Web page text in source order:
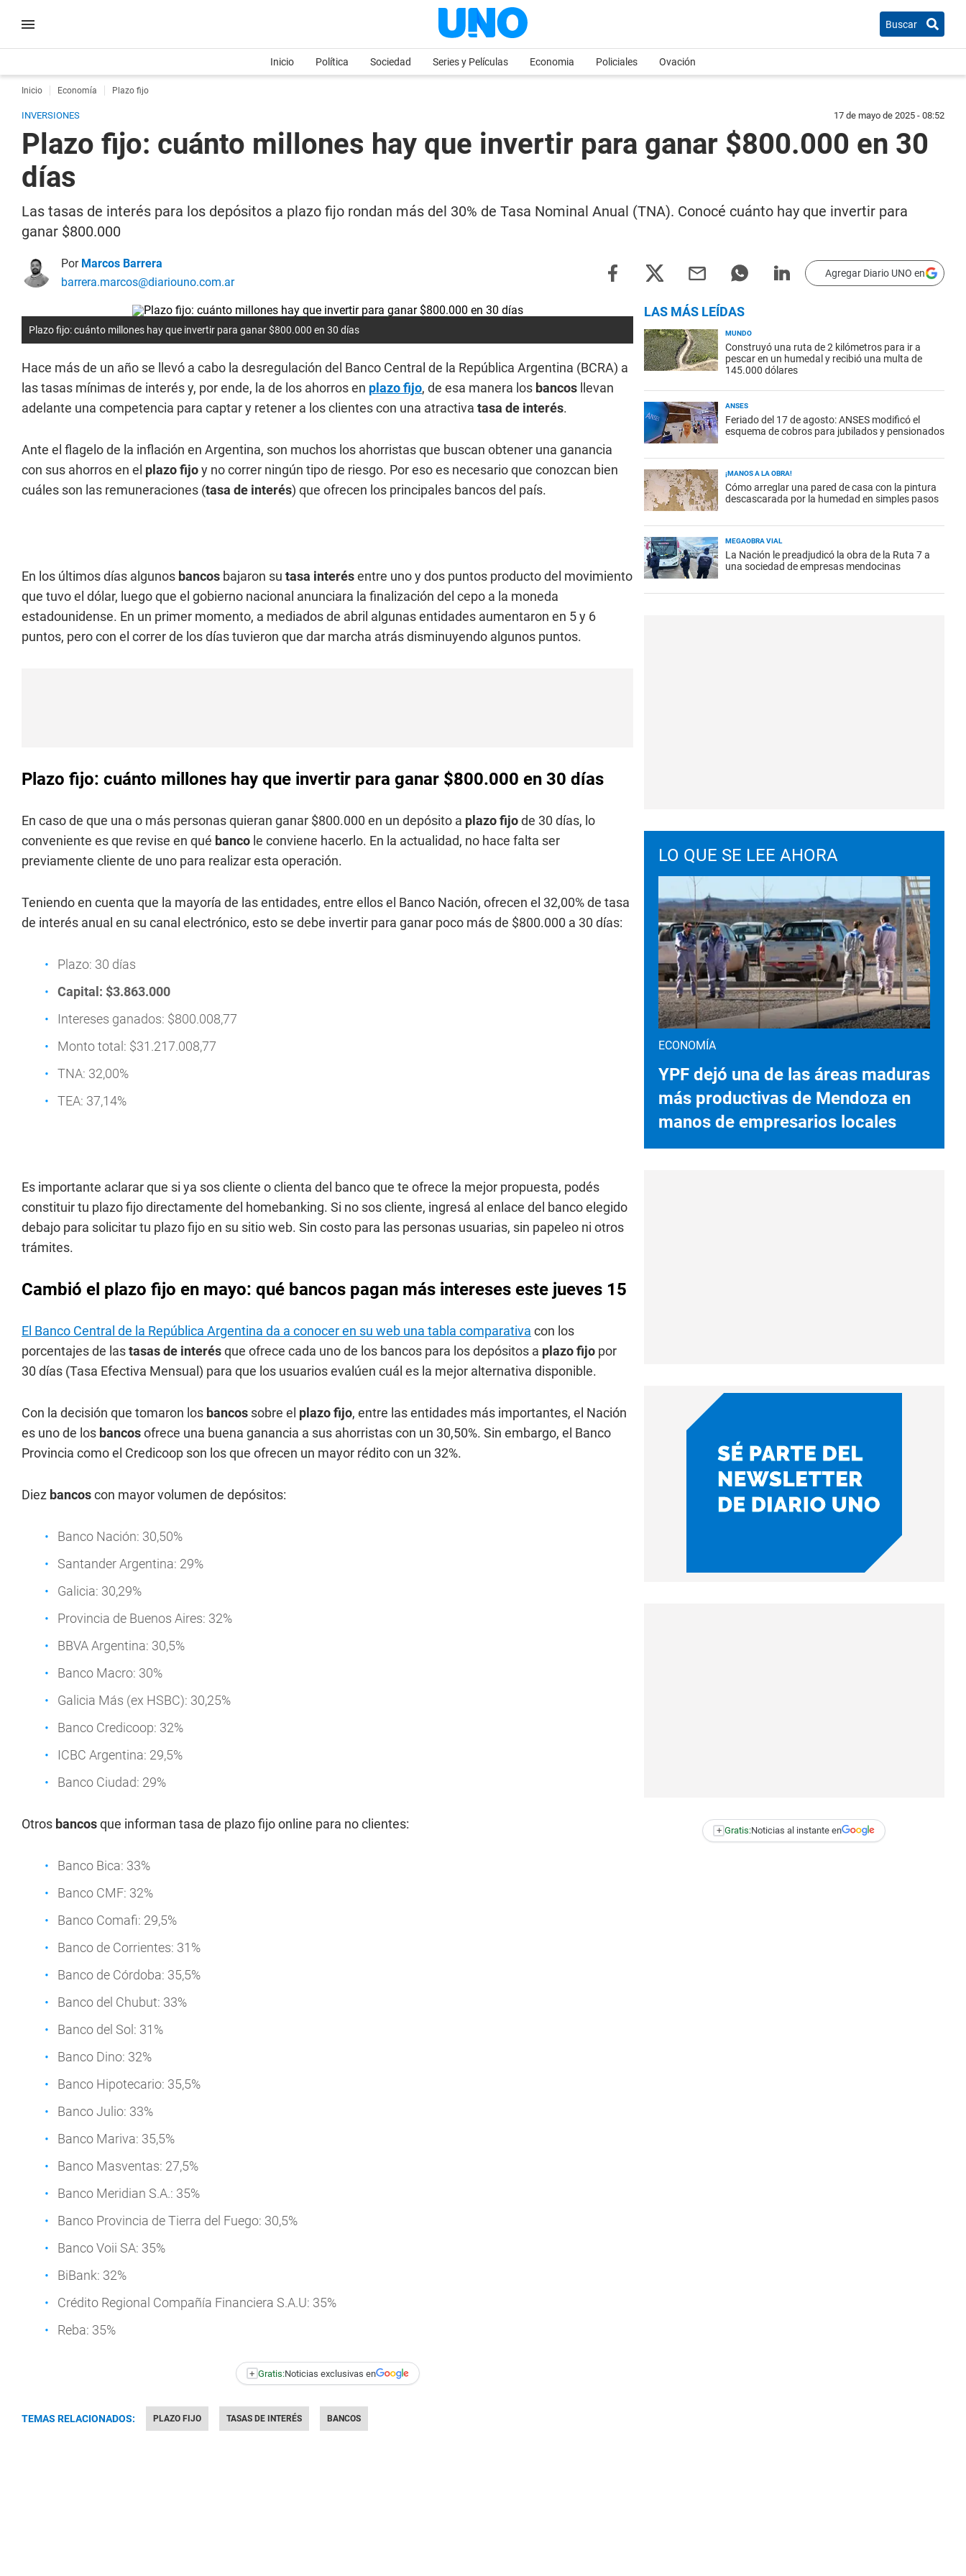
Buscar
Inicio Política Sociedad Series y Películas Economia Policiales Ovación
Inicio Economía Plazo fijo
INVERSIONES 17 de mayo de 2025 - 08:52
Plazo fijo: cuánto millones hay que invertir para ganar $800.000 en 30
días
Las tasas de interés para los depósitos a plazo fijo rondan más del 30% de Tasa Nominal Anual (TNA). Conocé cuánto hay que invertir para
ganar $800.000
Por Marcos Barrera
barrera.marcos@diariouno.com.ar
Agregar Diario UNO en
Plazo fijo: cuánto millones hay que invertir para ganar $800.000 en 30 días
Hace más de un año se llevó a cabo la desregulación del Banco Central de la República Argentina (BCRA) a
las tasas mínimas de interés y, por ende, la de los ahorros en plazo fijo, de esa manera los bancos llevan
adelante una competencia para captar y retener a los clientes con una atractiva tasa de interés.
Ante el flagelo de la inflación en Argentina, son muchos los ahorristas que buscan obtener una ganancia
con sus ahorros en el plazo fijoy no correr ningún tipo de riesgo. Por eso es necesario que conozcan bien
cuáles son las remuneraciones (tasa de interés) que ofrecen los principales bancos del país.
En los últimos días algunos bancos bajaron su tasa interésentre uno y dos puntos producto del movimiento
que tuvo el dólar, luego que el gobierno nacional anunciara la finalización del cepo a la moneda
estadounidense. En un primer momento, a mediados de abril algunas entidades aumentaron en 5 y 6
puntos, pero con el correr de los días tuvieron que dar marcha atrás disminuyendo algunos puntos.
Plazo fijo: cuánto millones hay que invertir para ganar $800.000 en 30 días
En caso de que una o más personas quieran ganar $800.000 en un depósito a plazo fijode 30 días, lo
conveniente es que revise en qué banco le conviene hacerlo. En la actualidad, no hace falta ser
previamente cliente de uno para realizar esta operación.
Teniendo en cuenta que la mayoría de las entidades, entre ellos el Banco Nación, ofrecen el 32,00% de tasa
de interés anual en su canal electrónico, esto se debe invertir para ganar poco más de $800.000 a 30 días:
Plazo: 30 días
Capital: $3.863.000
Intereses ganados: $800.008,77
Monto total: $31.217.008,77
TNA: 32,00%
TEA: 37,14%
Es importante aclarar que si ya sos cliente o clienta del banco que te ofrece la mejor propuesta, podés
constituir tu plazo fijo directamente del homebanking. Si no sos cliente, ingresá al enlace del banco elegido
debajo para solicitar tu plazo fijo en su sitio web. Sin costo para las personas usuarias, sin papeleo ni otros
trámites.
Cambió el plazo fijo en mayo: qué bancos pagan más intereses este jueves 15
El Banco Central de la República Argentina da a conocer en su web una tabla comparativa con los
porcentajes de lastasas de interésque ofrece cada uno de los bancos para los depósitos a plazo fijo por
30 días (Tasa Efectiva Mensual) para que los usuarios evalúen cuál es la mejor alternativa disponible.
Con la decisión que tomaron los bancos sobre el plazo fijo, entre las entidades más importantes, el Nación
es uno de los bancosofrece una buena ganancia a sus ahorristas con un 30,50%. Sin embargo, el Banco
Provincia como el Credicoop son los que ofrecen un mayor rédito con un 32%.
Diez bancoscon mayor volumen de depósitos:
Banco Nación: 30,50%
Santander Argentina: 29%
Galicia: 30,29%
Provincia de Buenos Aires: 32%
BBVA Argentina: 30,5%
Banco Macro: 30%
Galicia Más (ex HSBC): 30,25%
Banco Credicoop: 32%
ICBC Argentina: 29,5%
Banco Ciudad: 29%
Otros bancosque informan tasa de plazo fijo online para no clientes:
Banco Bica: 33%
Banco CMF: 32%
Banco Comafi: 29,5%
Banco de Corrientes: 31%
Banco de Córdoba: 35,5%
Banco del Chubut: 33%
Banco del Sol: 31%
Banco Dino: 32%
Banco Hipotecario: 35,5%
Banco Julio: 33%
Banco Mariva: 35,5%
Banco Masventas: 27,5%
Banco Meridian S.A.: 35%
Banco Provincia de Tierra del Fuego: 30,5%
Banco Voii SA: 35%
BiBank: 32%
Crédito Regional Compañía Financiera S.A.U: 35%
Reba: 35%
+ Gratis:Noticias exclusivas en
TEMAS RELACIONADOS: PLAZO FIJO TASAS DE INTERÉS BANCOS
LAS MÁS LEÍDAS
MUNDO
Construyó una ruta de 2 kilómetros para ir a
pescar en un humedal y recibió una multa de
145.000 dólares
ANSES
Feriado del 17 de agosto: ANSES modificó el
esquema de cobros para jubilados y pensionados
¡MANOS A LA OBRA!
Cómo arreglar una pared de casa con la pintura
descascarada por la humedad en simples pasos
MEGAOBRA VIAL
La Nación le preadjudicó la obra de la Ruta 7 a
una sociedad de empresas mendocinas
LO QUE SE LEE AHORA
ECONOMÍA
YPF dejó una de las áreas maduras
más productivas de Mendoza en
manos de empresarios locales
+ Gratis:Noticias al instante en